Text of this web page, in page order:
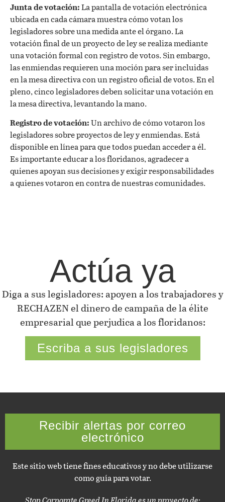
Junta de votación:La pantalla de votación electrónica
ubicada en cada cámara muestra cómo votan los
legisladores sobre una medida ante el órgano. La
votación final de un proyecto de ley se realiza mediante
una votación formal con registro de votos. Sin embargo,
las enmiendas requieren una moción para ser incluidas
en la mesa directiva con un registro oficial de votos. En el
pleno, cinco legisladores deben solicitar una votación en
la mesa directiva, levantando la mano.
Registro de votación:Un archivo de cómo votaron los
legisladores sobre proyectos de ley y enmiendas. Está
disponible en línea para que todos puedan acceder a él.
Es importante educar a los floridanos, agradecer a
quienes apoyan sus decisiones y exigir responsabilidades
a quienes votaron en contra de nuestras comunidades.
Actúa ya
Diga a sus legisladores: apoyen a los trabajadores y
RECHAZEN el dinero de campaña de la élite
empresarial que perjudica a los floridanos:
Escriba a sus legisladores
Recibir alertas por correo
electrónico
Este sitio web tiene fines educativos y no debe utilizarse
como guía para votar.